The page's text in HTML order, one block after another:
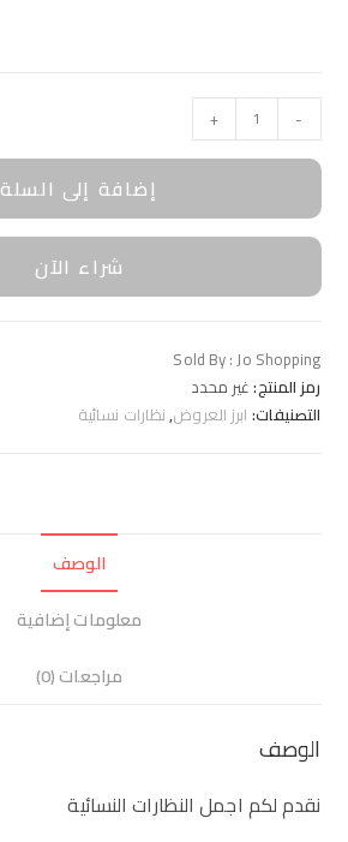
-
+
إضافة إلى السلة
شراء الآن
Sold By : Jo Shopping
رمز المنتج:غير محدد
التصنيفات: ابرز العروض,نظارات نسائية
الوصف
معلومات إضافية
مراجعات (0)
الوصف
نقدم لكم اجمل النظارات النسائية